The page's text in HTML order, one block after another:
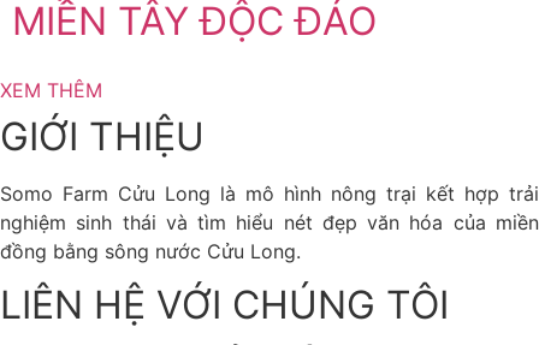
MIỀN TÂY ĐỘC ĐÁO
XEM THÊM
GIỚI THIỆU
Somo Farm Cửu Long là mô hình nông trại kết hợp trải
nghiệm sinh thái và tìm hiểu nét đẹp văn hóa của miền
đồng bằng sông nước Cửu Long.
LIÊN HỆ VỚI CHÚNG TÔI